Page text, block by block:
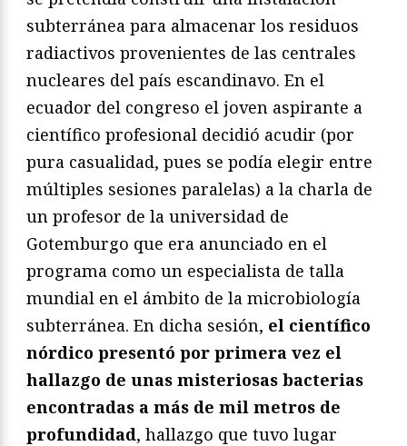
subterránea para almacenar los residuos
radiactivos provenientes de las centrales
nucleares del país escandinavo. En el
ecuador del congreso el joven aspirante a
científico profesional decidió acudir (por
pura casualidad, pues se podía elegir entre
múltiples sesiones paralelas) a la charla de
un profesor de la universidad de
Gotemburgo que era anunciado en el
programa como un especialista de talla
mundial en el ámbito de la microbiología
subterránea. En dicha sesión, el científico
nórdico presentó por primera vez el
hallazgo de unas misteriosas bacterias
encontradas a más de mil metros de
profundidad, hallazgo que tuvo lugar